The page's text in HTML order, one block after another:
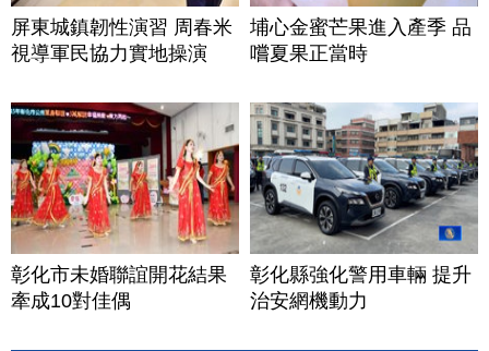
屏東城鎮韌性演習 周春米
視導軍民協力實地操演
埔心金蜜芒果進入產季 品
嚐夏果正當時
彰化市未婚聯誼開花結果
牽成10對佳偶
彰化縣強化警用車輛 提升
治安網機動力